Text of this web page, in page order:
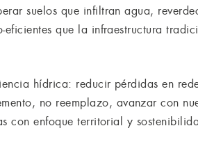
suelos que infiltran agua,
que la infraestructura
hídrica: reducir pérdidas en
no reemplazo, avanzar con
con enfoque territorial y